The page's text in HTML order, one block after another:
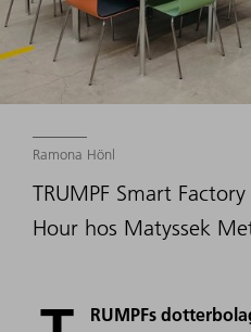
Ramona Hönl
TRUMPF Smart
Hour hos Matyssek
RUMPFs